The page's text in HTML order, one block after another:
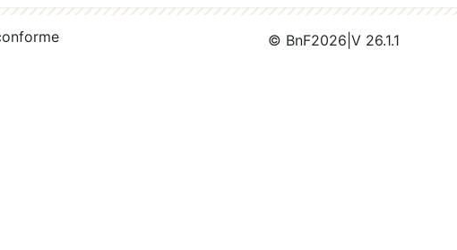
© BnF2026 V 26.1.1